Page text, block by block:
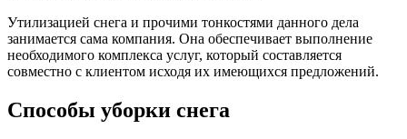
Утилизацией снега и прочими тонкостями данного дела
занимается сама компания. Она обеспечивает выполнение
необходимого комплекса услуг, который составляется
совместно с клиентом исходя их имеющихся предложений.
Способы уборки снега